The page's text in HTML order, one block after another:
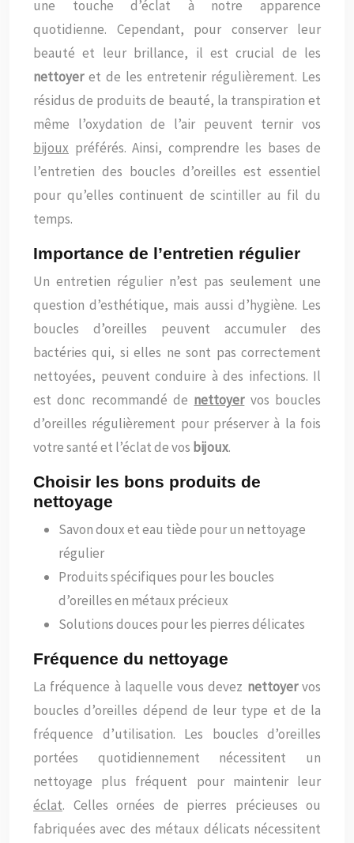
une touche d’éclat à notre apparence
quotidienne. Cependant, pour conserver leur
beauté et leur brillance, il est crucial de les
nettoyeret de les entretenir régulièrement. Les
résidus de produits de beauté, la transpiration et
même l’oxydation de l’air peuvent ternir vos
bijoux préférés. Ainsi, comprendre les bases de
l’entretien des boucles d’oreilles est essentiel
pour qu’elles continuent de scintiller au fil du
temps.
Importance de l’entretien régulier
Un entretien régulier n’est pas seulement une
question d’esthétique, mais aussi d’hygiène. Les
boucles d’oreilles peuvent accumuler des
bactéries qui, si elles ne sont pas correctement
nettoyées, peuvent conduire à des infections. Il
est donc recommandé de nettoyervos boucles
d’oreilles régulièrement pour préserver à la fois
votre santé et l’éclat de vos bijoux.
Choisir les bons produits de
nettoyage
Savon doux et eau tiède pour un nettoyage
régulier
Produits spécifiques pour les boucles
d’oreilles en métaux précieux
Solutions douces pour les pierres délicates
Fréquence du nettoyage
La fréquence à laquelle vous devez nettoyervos
boucles d’oreilles dépend de leur type et de la
fréquence d’utilisation. Les boucles d’oreilles
portées quotidiennement nécessitent un
nettoyage plus fréquent pour maintenir leur
éclat. Celles ornées de pierres précieuses ou
fabriquées avec des métaux délicats nécessitent